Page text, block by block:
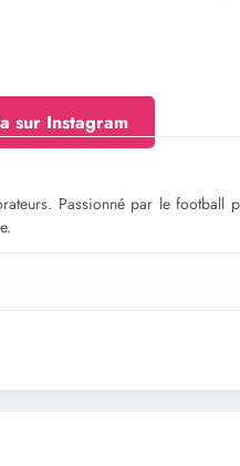
sur Instagram
Passionné par le football